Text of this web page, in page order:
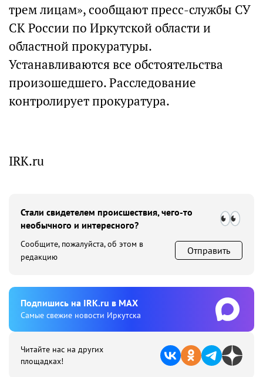
трем лицам», сообщают пресс-службы СУ
СК России по Иркутской области и
областной прокуратуры.
Устанавливаются все обстоятельства
произошедшего. Расследование
контролирует прокуратура.
IRK.ru
Стали свидетелем происшествия, чего-то
необычного и интересного?
Сообщите, пожалуйста, об этом в
редакцию
Отправить
Подпишиcь на IRK.ru в MAX
Cамые свежие новости Иркутска
Читайте нас на других
площадках!